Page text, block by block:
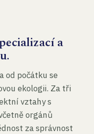
a
od počátku se
ekologii. Za tři
vztahy s
orgánů
za správnost